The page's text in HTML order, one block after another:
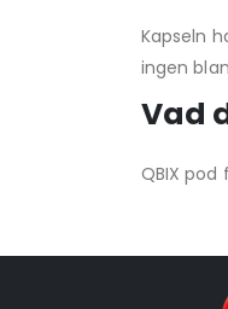
Kapseln
ingen
Vad
QBIX